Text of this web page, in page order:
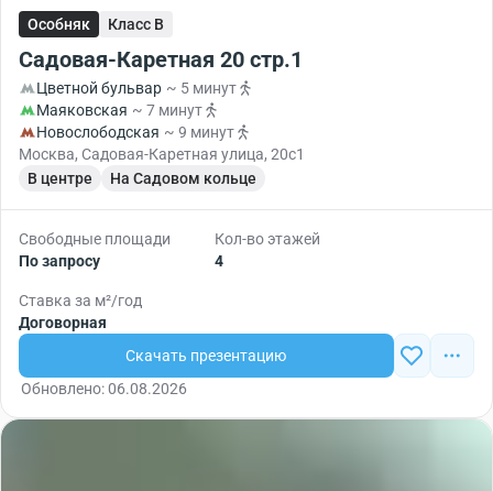
Особняк Класс B
Садовая-Каретная 20 стр.1
Цветной бульвар ~ 5 минут
Маяковская ~ 7 минут
Новослободская ~ 9 минут
Москва, Садовая-Каретная улица, 20с1
В центре
На Садовом кольце
Свободные площади
По запросу
Кол-во этажей
4
Ставка за м²/год
Договорная
Скачать презентацию
Обновлено: 06.08.2026